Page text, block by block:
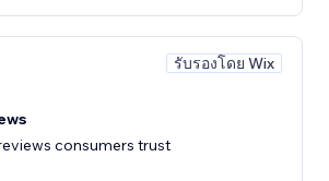
รับรองโดย Wix
consumers trust